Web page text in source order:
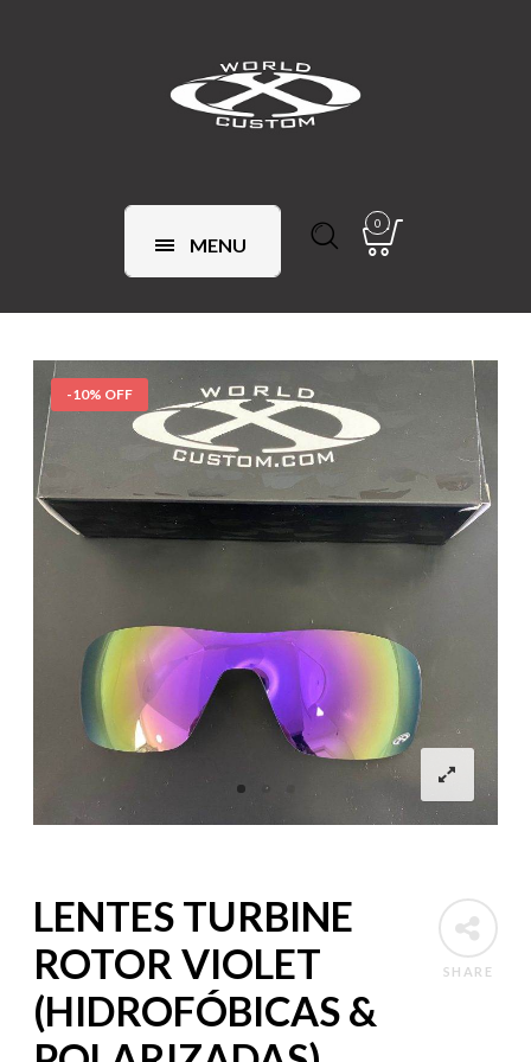
MENU
0
-10% OFF
SHARE
LENTES TURBINE
ROTOR VIOLET
(HIDROFÓBICAS &